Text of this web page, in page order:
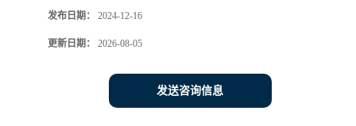
发布日期： 2024-12-16
更新日期： 2026-08-05
发送咨询信息